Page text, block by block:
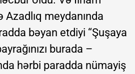
meydanında
bəyan etdiyi “Şuşaya
burada –
hərbi paradda nümayiş